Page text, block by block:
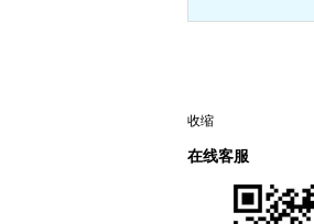
收缩
在线客服